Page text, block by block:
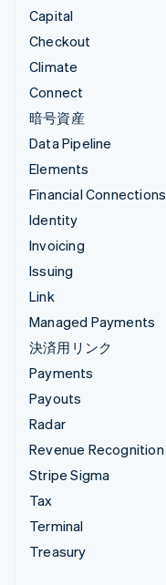
Capital
Checkout
Climate
Connect
暗号資産
Data Pipeline
Elements
Financial Connections
Identity
Invoicing
Issuing
Link
Managed Payments
決済用リンク
Payments
Payouts
Radar
Revenue Recognition
Stripe Sigma
Tax
Terminal
Treasury